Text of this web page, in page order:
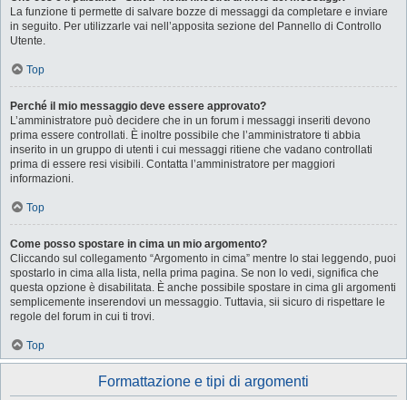
La funzione ti permette di salvare bozze di messaggi da completare e inviare
in seguito. Per utilizzarle vai nell’apposita sezione del Pannello di Controllo
Utente.
Top
Perché il mio messaggio deve essere approvato?
L’amministratore può decidere che in un forum i messaggi inseriti devono
prima essere controllati. È inoltre possibile che l’amministratore ti abbia
inserito in un gruppo di utenti i cui messaggi ritiene che vadano controllati
prima di essere resi visibili. Contatta l’amministratore per maggiori
informazioni.
Top
Come posso spostare in cima un mio argomento?
Cliccando sul collegamento “Argomento in cima” mentre lo stai leggendo, puoi
spostarlo in cima alla lista, nella prima pagina. Se non lo vedi, significa che
questa opzione è disabilitata. È anche possibile spostare in cima gli argomenti
semplicemente inserendovi un messaggio. Tuttavia, sii sicuro di rispettare le
regole del forum in cui ti trovi.
Top
Formattazione e tipi di argomenti